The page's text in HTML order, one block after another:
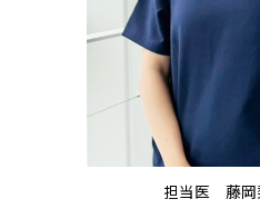
担当医 藤